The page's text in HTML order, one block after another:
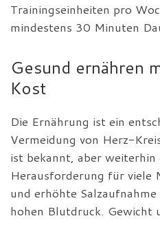
Trainingseinheiten pro
mindestens 30 Minuten
Gesund ernähren
Kost
Die Ernährung ist ein
Vermeidung von Herz-
ist bekannt, aber weiterhin
Herausforderung für viele
und erhöhte
hohen Blutdruck. Gewicht